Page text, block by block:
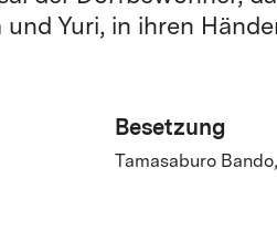
Yuri, in ihren
Besetzung
Tamasaburo